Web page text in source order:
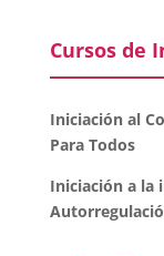
Cursos de
Iniciación al
Para Todos
Iniciación a la